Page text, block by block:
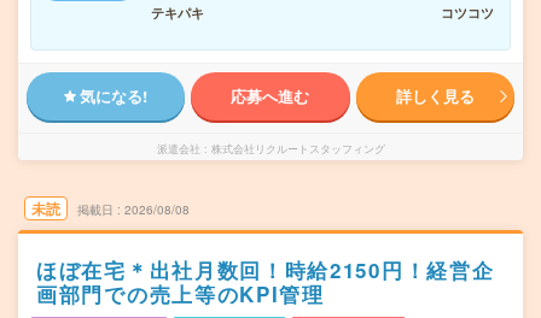
テキパキ
コツコツ
気になる! 応募へ進む 詳しく見る
派遣会社 株式会社リクルートスタッフィング
未読 掲載日 2026/08/08
ほぼ在宅＊出社月数回！時給2150円！経営企
画部門での売上等のKPI管理